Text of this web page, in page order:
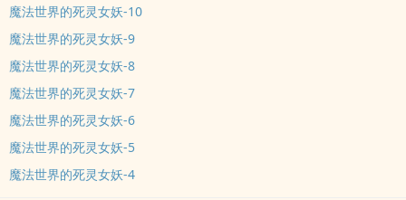
日更无CP长篇文，预计至少会写八个世界。
加更随机掉落。
第三个世界将进入收费阅文，我保证会火力全开码出来哟～！
————————————————————————
2020年10月16号备注：
本文八个世界结束～
现在进入倒数完结阶段，本来在养肥本文的大家（如果有的话），可
魔法世界的死灵女妖-10
魔法世界的死灵女妖-9
魔法世界的死灵女妖-8
魔法世界的死灵女妖-7
魔法世界的死灵女妖-6
魔法世界的死灵女妖-5
魔法世界的死灵女妖-4